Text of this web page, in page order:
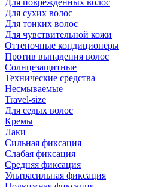
Для поврежденных волос
Для сухих волос
Для тонких волос
Для чувствительной кожи
Оттеночные кондиционеры
Против выпадения волос
Солнцезащитные
Технические средства
Несмываемые
Travel-size
Для седых волос
Кремы
Лаки
Сильная фиксация
Слабая фиксация
Средняя фиксация
Ультрасильная фиксация